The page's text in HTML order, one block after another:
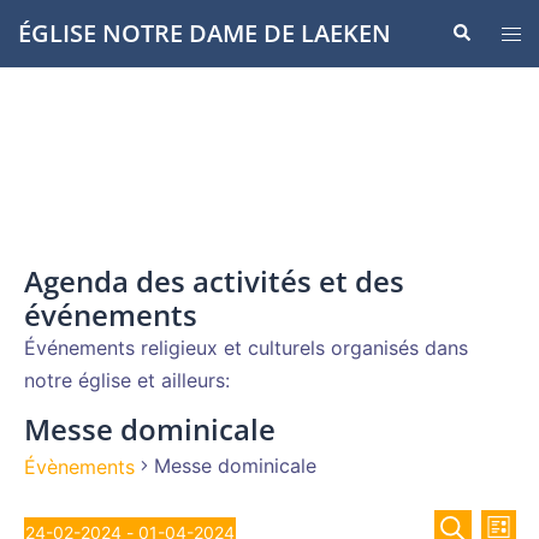
Aller
auÉGLISE NOTRE DAME DE LAEKEN
le
Agenda des activités et des
événements
Événements religieux et culturels organisés dans
notre église et ailleurs:
Messe dominicale
Évènements Messe dominicale
Évènements
24-02-2024 - 01-04-2024